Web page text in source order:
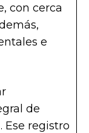
con cerca
e
de
Ese registro